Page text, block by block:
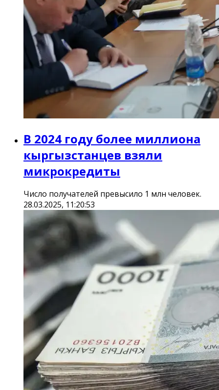
В 2024 году более миллиона
кыргызстанцев взяли
микрокредиты
Число получателей превысило 1 млн человек.
28.03.2025, 11:20:53